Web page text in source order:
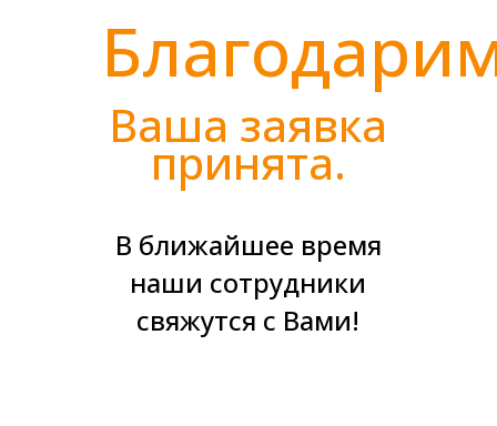
Ваша заявка
принята.
В ближайшее время
наши сотрудники
свяжутся с Вами!